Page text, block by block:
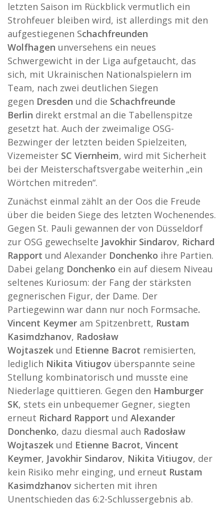
letzten Saison im Rückblick vermutlich ein
Strohfeuer bleiben wird, ist allerdings mit den
aufgestiegenen Schachfreunden
Wolfhagen unversehens ein neues
Schwergewicht in der Liga aufgetaucht, das
sich, mit Ukrainischen Nationalspielern im
Team, nach zwei deutlichen Siegen
gegen Dresden und die Schachfreunde
Berlin direkt erstmal an die Tabellenspitze
gesetzt hat. Auch der zweimalige OSG-
Bezwinger der letzten beiden Spielzeiten,
Vizemeister SC Viernheim, wird mit Sicherheit
bei der Meisterschaftsvergabe weiterhin „ein
Wörtchen mitreden“.
Zunächst einmal zählt an der Oos die Freude
über die beiden Siege des letzten Wochenendes.
Gegen St. Pauli gewannen der von Düsseldorf
zur OSG gewechselte Javokhir Sindarov, Richard
Rapport und Alexander Donchenko ihre Partien.
Dabei gelang Donchenko ein auf diesem Niveau
seltenes Kuriosum: der Fang der stärksten
gegnerischen Figur, der Dame. Der
Partiegewinn war dann nur noch Formsache.
Vincent Keymer am Spitzenbrett, Rustam
Kasimdzhanov, Radosław
Wojtaszek und Etienne Bacrot remisierten,
lediglich Nikita Vitiugov überspannte seine
Stellung kombinatorisch und musste eine
Niederlage quittieren. Gegen den Hamburger
SK, stets ein unbequemer Gegner, siegten
erneut Richard Rapport und Alexander
Donchenko, dazu diesmal auch Radosław
Wojtaszek und Etienne Bacrot, Vincent
Keymer, Javokhir Sindarov, Nikita Vitiugov, der
kein Risiko mehr einging, und erneut Rustam
Kasimdzhanov sicherten mit ihren
Unentschieden das 6:2-Schlussergebnis ab.